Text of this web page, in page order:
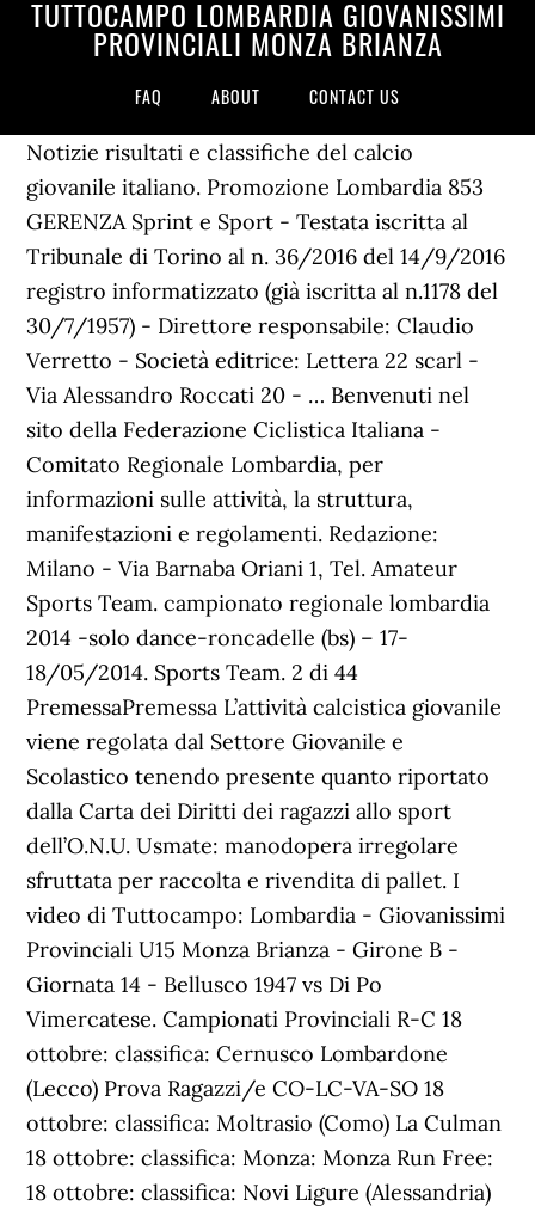
TUTTOCAMPO LOMBARDIA GIOVANISSIMI
PROVINCIALI MONZA BRIANZA
FAQ ABOUT CONTACT US
Notizie risultati e classifiche del calcio
giovanile italiano. Promozione Lombardia 853
GERENZA Sprint e Sport - Testata iscritta al
Tribunale di Torino al n. 36/2016 del 14/9/2016
registro informatizzato (già iscritta al n.1178 del
30/7/1957) - Direttore responsabile: Claudio
Verretto - Società editrice: Lettera 22 scarl -
Via Alessandro Roccati 20 - … Benvenuti nel
sito della Federazione Ciclistica Italiana -
Comitato Regionale Lombardia, per
informazioni sulle attività, la struttura,
manifestazioni e regolamenti. Redazione:
Milano - Via Barnaba Oriani 1, Tel. Amateur
Sports Team. campionato regionale lombardia
2014 -solo dance-roncadelle (bs) – 17-
18/05/2014. Sports Team. 2 di 44
PremessaPremessa L’attività calcistica giovanile
viene regolata dal Settore Giovanile e
Scolastico tenendo presente quanto riportato
dalla Carta dei Diritti dei ragazzi allo sport
dell’O.N.U. Usmate: manodopera irregolare
sfruttata per raccolta e rivendita di pallet. I
video di Tuttocampo: Lombardia - Giovanissimi
Provinciali U15 Monza Brianza - Girone B -
Giornata 14 - Bellusco 1947 vs Di Po
Vimercatese. Campionati Provinciali R-C 18
ottobre: classifica: Cernusco Lombardone
(Lecco) Prova Ragazzi/e CO-LC-VA-SO 18
ottobre: classifica: Moltrasio (Como) La Culman
18 ottobre: classifica: Monza: Monza Run Free:
18 ottobre: classifica: Novi Ligure (Alessandria)